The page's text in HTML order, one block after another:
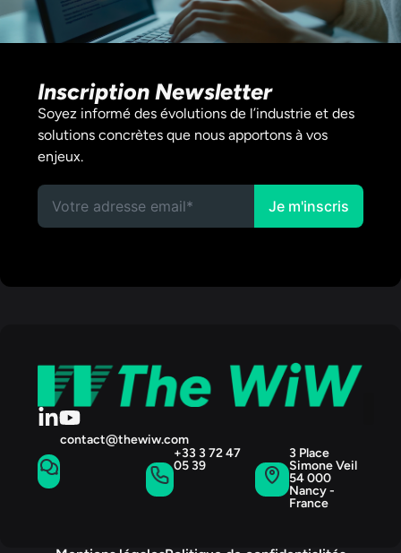
Inscription Newsletter
Soyez informé des évolutions de l’industrie et des
solutions concrètes que nous apportons à vos
enjeux.
contact@thewiw.com
+33 3 72 47
05 39
3 Place
Simone Veil
54 000
Nancy -
France